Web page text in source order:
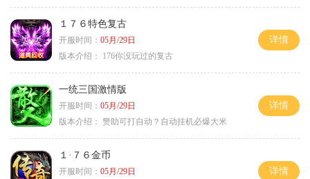
１７６特色复古
开服时间： 05月/29日
版本介绍：
176你没玩过的复古
详情
一统三国激情版
开服时间： 05月/29日
版本介绍： 赞助可打自动？自动挂机必爆大米
详情
１·７６金币
开服时间： 05月/29日
详情